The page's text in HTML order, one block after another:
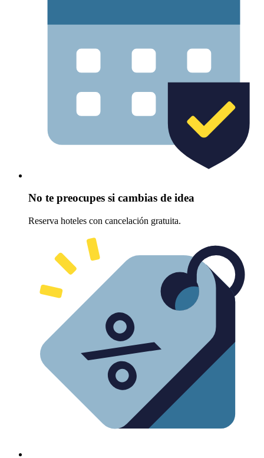
No te preocupes si cambias de idea
Reserva hoteles con cancelación gratuita.